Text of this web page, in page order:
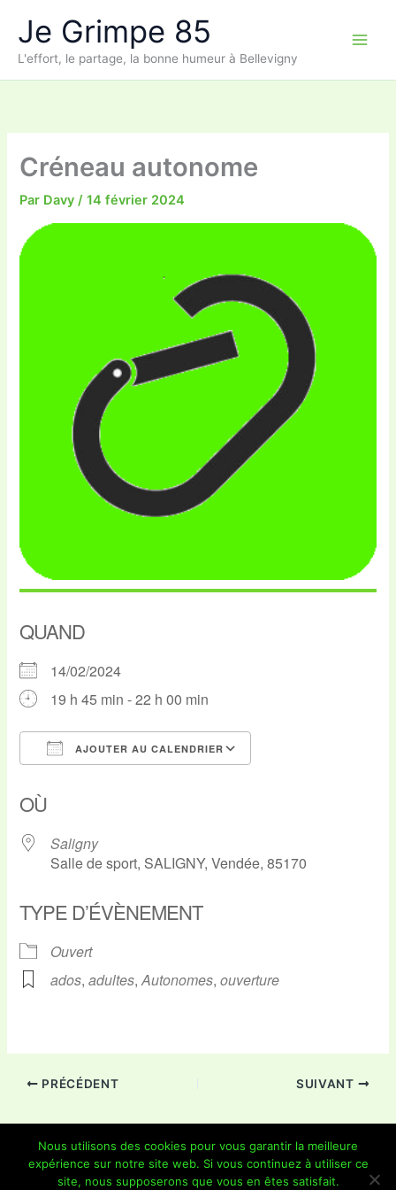
contenu
Je Grimpe 85
L'effort, le partage, la bonne humeur à Bellevigny
Créneau autonome
Par Davy/14 février 2024
QUAND
14/02/2024
19 h 45 min - 22 h 00 min
AJOUTER AU CALENDRIER
OÙ
Saligny
Salle de sport, SALIGNY, Vendée, 85170
TYPE D’ÉVÈNEMENT
Ouvert
ados,adultes,Autonomes,ouverture
PRÉCÉDENT SUIVANT
Copyright © 2026 Je Grimpe 85 | Propulsé parThème WordPress
Nous utilisons des cookies pour vous garantir la meilleure
expérience sur notre site web. Si vous continuez à utiliser ce
site, nous supposerons que vous en êtes satisfait.